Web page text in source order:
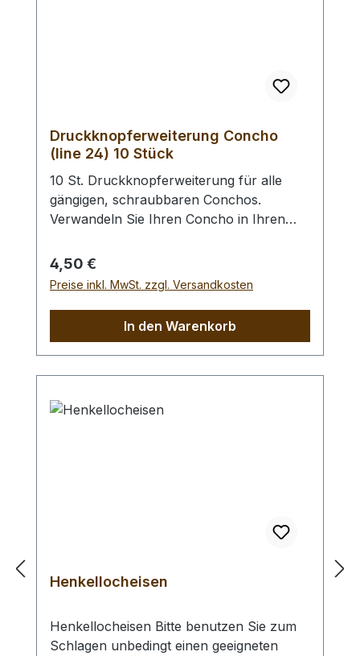
Druckknopferweiterung Concho
(line 24) 10 Stück
10 St. Druckknopferweiterung für alle
gängigen, schraubbaren Conchos.
Verwandeln Sie Ihren Concho in Ihren
Vernietens des Druckknopfoberteils wird
dieser in den Concho geschraubt. Des
Weiteren benötigen Sie ein Druckknopf -
Druckknopf - Einsetzwerkzeug (gross)
zur Befestigung des Druckknopfunterteils.
Für das Einsetzen in (sehr) dünne Leder
zum Unterlegen.
Regulärer Preis:
4,50 €
Preise inkl. MwSt. zzgl. Versandkosten
In den Warenkorb
Henkellocheisen
Henkellocheisen Bitte benutzen Sie zum
Schlagen unbedingt einen geeigneten